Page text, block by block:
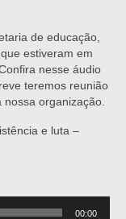
de educação,
estiveram em
nesse áudio
teremos reunião
organização.
e luta –
00:00